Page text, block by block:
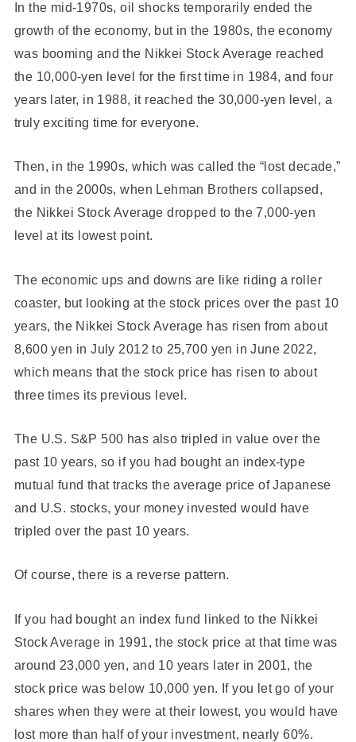
In the mid-1970s, oil shocks temporarily ended the
growth of the economy, but in the 1980s, the economy
was booming and the Nikkei Stock Average reached
the 10,000-yen level for the first time in 1984, and four
years later, in 1988, it reached the 30,000-yen level, a
truly exciting time for everyone.
Then, in the 1990s, which was called the “lost decade,”
and in the 2000s, when Lehman Brothers collapsed,
the Nikkei Stock Average dropped to the 7,000-yen
level at its lowest point.
The economic ups and downs are like riding a roller
coaster, but looking at the stock prices over the past 10
years, the Nikkei Stock Average has risen from about
8,600 yen in July 2012 to 25,700 yen in June 2022,
which means that the stock price has risen to about
three times its previous level.
The U.S. S&P 500 has also tripled in value over the
past 10 years, so if you had bought an index-type
mutual fund that tracks the average price of Japanese
and U.S. stocks, your money invested would have
tripled over the past 10 years.
Of course, there is a reverse pattern.
If you had bought an index fund linked to the Nikkei
Stock Average in 1991, the stock price at that time was
around 23,000 yen, and 10 years later in 2001, the
stock price was below 10,000 yen. If you let go of your
shares when they were at their lowest, you would have
lost more than half of your investment, nearly 60%.